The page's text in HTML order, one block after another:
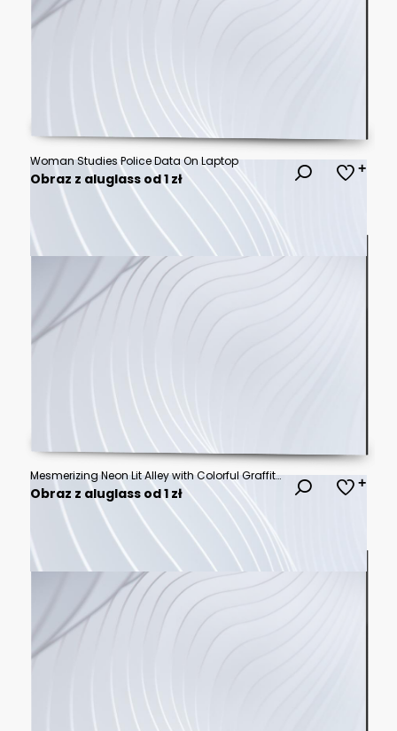
Woman Studies Police Data On Laptop
Obraz z aluglass od 1 zł
Mesmerizing Neon Lit Alley with Colorful Graffiti and Reflections in Puddles on a Rainy Night
Obraz z aluglass od 1 zł